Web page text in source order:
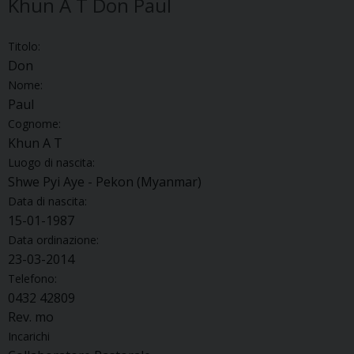
Titolo:
Don
Nome:
Paul
Cognome:
Khun A T
Luogo di nascita:
Shwe Pyi Aye - Pekon (Myanmar)
Data di nascita:
15-01-1987
Data ordinazione:
23-03-2014
Telefono:
0432 42809
Rev. mo
Incarichi